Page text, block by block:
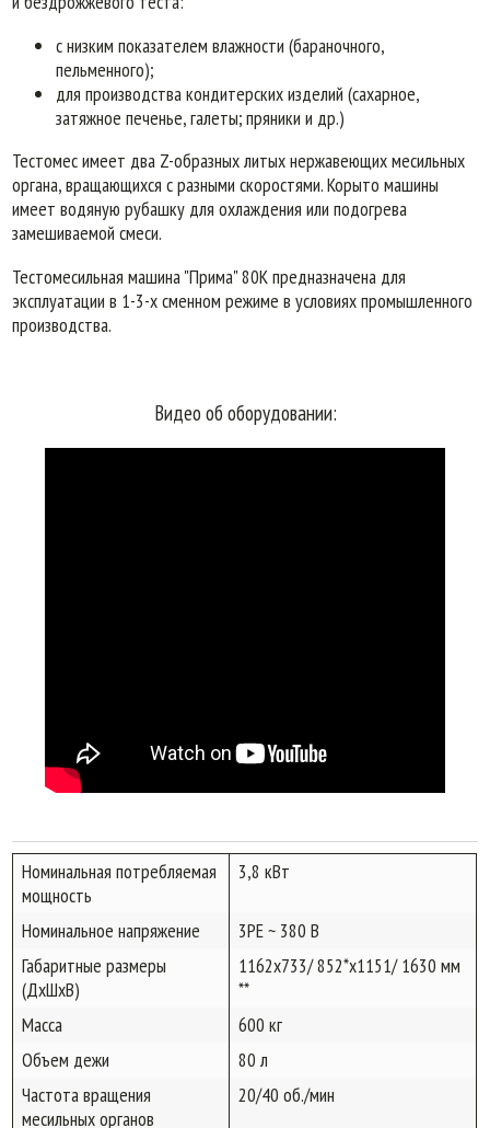
с низким показателем влажности (бараночного,
пельменного);
для производства кондитерских изделий (сахарное,
затяжное печенье, галеты; пряники и др.)
Тестомес имеет два Z-образных литых нержавеющих месильных
органа, вращающихся с разными скоростями. Корыто машины
имеет водяную рубашку для охлаждения или подогрева
замешиваемой смеси.
Тестомесильная машина "Прима" 80К предназначена для
эксплуатации в 1-3-х сменном режиме в условиях промышленного
производства.
Видео об оборудовании:
Номинальная потребляемая
мощность
3,8 кВт
Номинальное напряжение
3PE ~ 380 В
Габаритные размеры
(ДхШхВ)
1162x733/ 852*x1151/ 1630 мм
**
Масса
600 кг
Объем дежи
80 л
Частота вращения
месильных органов
20/40 об./мин